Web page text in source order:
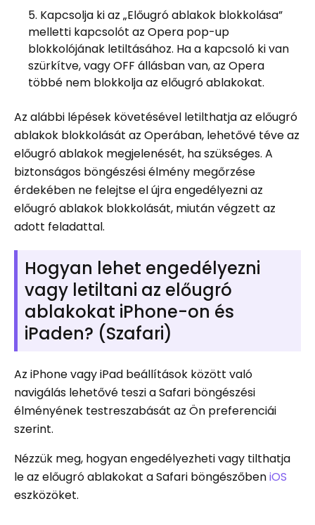
Kapcsolja ki az „Előugró ablakok blokkolása”
melletti kapcsolót az Opera pop-up
blokkolójának letiltásához. Ha a kapcsoló ki van
szürkítve, vagy OFF állásban van, az Opera
többé nem blokkolja az előugró ablakokat.
Az alábbi lépések követésével letilthatja az előugró
ablakok blokkolását az Operában, lehetővé téve az
előugró ablakok megjelenését, ha szükséges. A
biztonságos böngészési élmény megőrzése
érdekében ne felejtse el újra engedélyezni az
előugró ablakok blokkolását, miután végzett az
adott feladattal.
Hogyan lehet engedélyezni
vagy letiltani az előugró
ablakokat iPhone-on és
iPaden? (Szafari)
Az iPhone vagy iPad beállítások között való
navigálás lehetővé teszi a Safari böngészési
élményének testreszabását az Ön preferenciái
szerint.
Nézzük meg, hogyan engedélyezheti vagy tilthatja
le az előugró ablakokat a Safari böngészőbeniOS
eszközöket.